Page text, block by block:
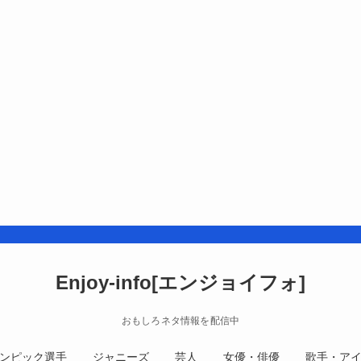
Enjoy-info[エンジョイフォ]
おもしろネタ情報を配信中
ピック選手 ジャニーズ 芸人 女優・俳優 歌手・ア